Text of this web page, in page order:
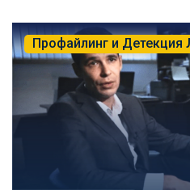
Профайлинг и Детекция